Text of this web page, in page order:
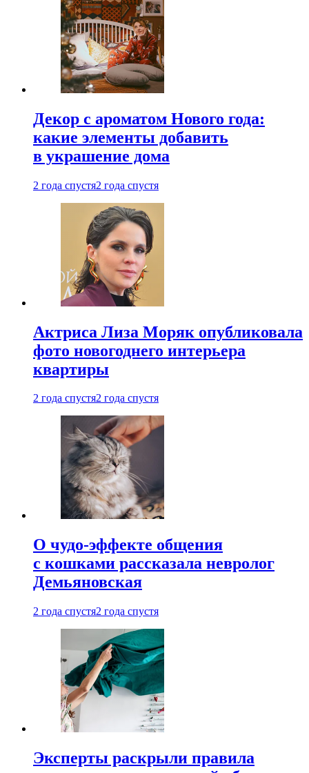
Декор с ароматом Нового года:
какие элементы добавить
в украшение дома
2 года спустя2 года спустя
Актриса Лиза Моряк опубликовала
фото новогоднего интерьера
квартиры
2 года спустя2 года спустя
О чудо-эффекте общения
с кошками рассказала невролог
Демьяновская
2 года спустя2 года спустя
Эксперты раскрыли правила